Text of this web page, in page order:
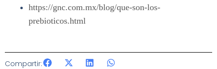
https://gnc.com.mx/blog/que-son-los-
prebioticos.html
Compartir: